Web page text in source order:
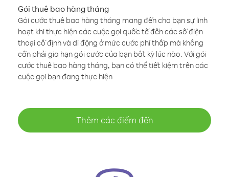
Gói thuê bao hàng tháng
Gói cước thuê bao hàng tháng mang đến cho bạn sự linh
hoạt khi thực hiện các cuộc gọi quốc tế đến các số điện
thoại cố định và di động ở mức cước phí thấp mà không
cần phải gia hạn gói cước của bạn bất kỳ lúc nào. Với gói
cước thuê bao hàng tháng, bạn có thể tiết kiệm trên các
cuộc gọi bạn đang thực hiện
Thêm các điểm đến